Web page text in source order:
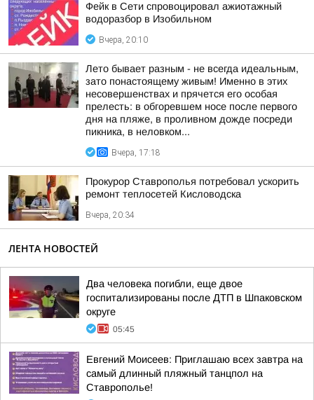
Фейк в Сети спровоцировал ажиотажный
водоразбор в Изобильном
Вчера, 20:10
Лето бывает разным - не всегда идеальным,
зато понастоящему живым! Именно в этих
несовершенствах и прячется его особая
прелесть: в обгоревшем носе после первого
дня на пляже, в проливном дожде посреди
пикника, в неловком...
Вчера, 17:18
Прокурор Ставрополья потребовал ускорить
ремонт теплосетей Кисловодска
Вчера, 20:34
ЛЕНТА НОВОСТЕЙ
Два человека погибли, еще двое
госпитализированы после ДТП в Шпаковском
округе
05:45
Евгений Моисеев: Приглашаю всех завтра на
самый длинный пляжный танцпол на
Ставрополье!